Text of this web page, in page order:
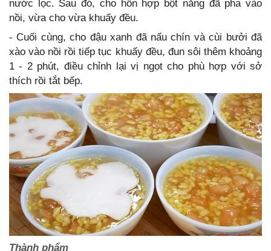
nước lọc. Sau đó, cho hỗn hợp bột năng đã pha vào
nồi, vừa cho vừa khuấy đều.
- Cuối cùng, cho đậu xanh đã nấu chín và cùi bưởi đã
xào vào nồi rồi tiếp tục khuấy đều, đun sôi thêm khoảng
1 - 2 phút, điều chỉnh lại vị ngọt cho phù hợp với sở
thích rồi tắt bếp.
Thành phẩm